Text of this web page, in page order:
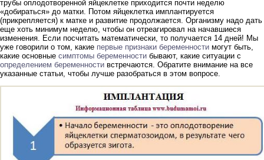
трубы оплодотворенной яйцеклетке приходится почти неделю
«добираться» до матки. Потом яйцеклетка имплантируется
(прикрепляется) к матке и развитие продолжается. Организму надо дать
еще хоть минимум неделю, чтобы он отреагировал на начавшиеся
изменения. Если посчитать математически, то получается 14 дней! Мы
уже говорили о том, какие первые признаки беременности могут быть,
какие основные симптомы беременности бывают, какие ситуации с
определением беременности встречаются. Обратите внимание на все
указанные статьи, чтобы лучше разобраться в этом вопросе.